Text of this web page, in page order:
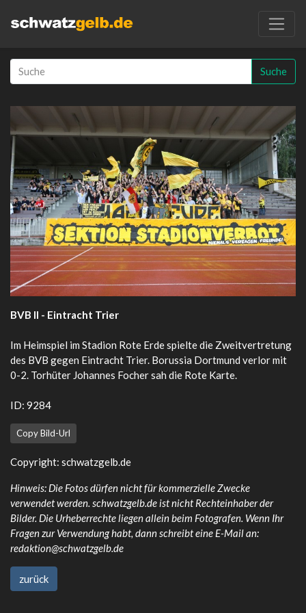
Suche
BVB II - Eintracht Trier
Im Heimspiel im Stadion Rote Erde spielte die Zweitvertretung
des BVB gegen Eintracht Trier. Borussia Dortmund verlor mit
0-2. Torhüter Johannes Focher sah die Rote Karte.
ID: 9284
Copy Bild-Url
Copyright: schwatzgelb.de
Hinweis: Die Fotos dürfen nicht für kommerzielle Zwecke
verwendet werden. schwatzgelb.de ist nicht Rechteinhaber der
Bilder. Die Urheberrechte liegen allein beim Fotografen. Wenn Ihr
Fragen zur Verwendung habt, dann schreibt eine E-Mail an:
redaktion@schwatzgelb.de
zurück